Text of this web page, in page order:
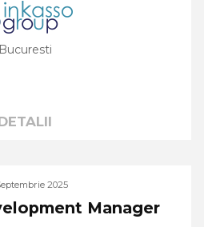
Bucuresti
2025
Manager